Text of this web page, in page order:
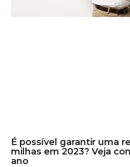
É possível garantir uma
milhas em 2023? Veja
ano